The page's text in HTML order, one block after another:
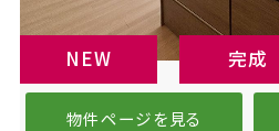
NEW 完成
物件ページを見る